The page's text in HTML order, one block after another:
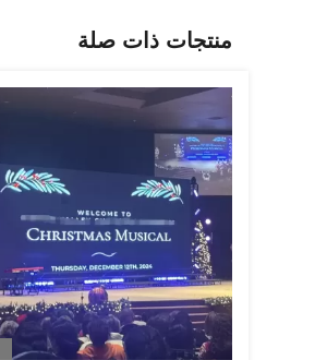
منتجات ذات صلة